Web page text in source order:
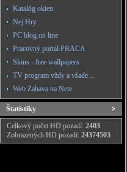
Katalóg okien
Nej Hry
PC blog on line
Pracovný portál PRACA
Skins - free wallpapers
TV program vždy a všade ...
Web Zabava na Nete
Štatistiky
Celkový počet HD pozadí: 2403
Zobrazených HD pozadí: 24374503